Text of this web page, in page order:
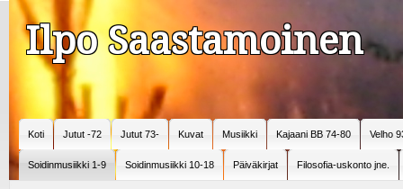
Ilpo Saastamoinen
Koti Jutut -72 Jutut 73- Kuvat Musiikki Kajaani BB 74-80 Velho
Soidinmusiikki 1-9 Soidinmusiikki 10-18 Päiväkirjat Filosofia-uskonto jne.